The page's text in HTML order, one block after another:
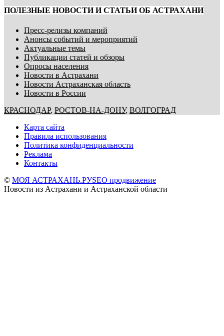
ПОЛЕЗНЫЕ НОВОСТИ И СТАТЬИ ОБ АСТРАХАНИ
Пресс-релизы компаний
Анонсы событий и мероприятий
Актуальные темы
Публикации статей и обзоры
Опросы населения
Новости в Астрахани
Новости Астраханская область
Новости в России
КРАСНОДАР, РОСТОВ-НА-ДОНУ, ВОЛГОГРАД
Карта сайта
Правила использования
Политика конфиденциальности
Реклама
Контакты
© МОЯ АСТРАХАНЬ.РУSEO продвижение
Новости из Астрахани и Астраханской области